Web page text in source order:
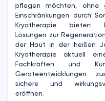
pflegen möchten, ohne
Einschränkungen durch
Kryotherapie bieten
Lösungen zur
der Haut in der heißen
Kryotherapie aktuell
Fachkräften und
Geräteentwicklungen
sichere und
eröffnen.